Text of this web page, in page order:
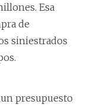
Esa
de
siniestrados
presupuesto